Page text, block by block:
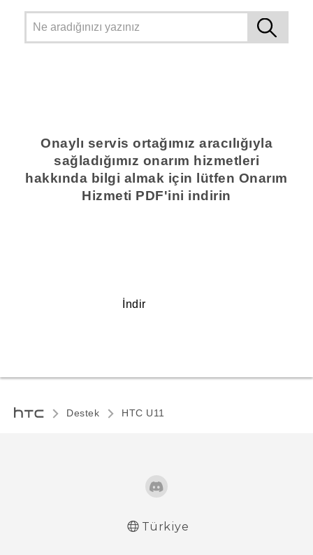
Onaylı servis ortağımız aracılığıyla
sağladığımız onarım hizmetleri
hakkında bilgi almak için lütfen Onarım
Hizmeti PDF'ini indirin
İndir
Destek HTC U11‎
Türkiye